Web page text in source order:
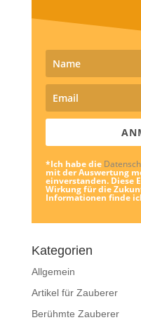
*Ich habe die
mit der Auswertung
einverstanden. Diese
Wirkung für die
Informationen finde
Kategorien
Allgemein
Artikel für Zauberer
Berühmte Zauberer